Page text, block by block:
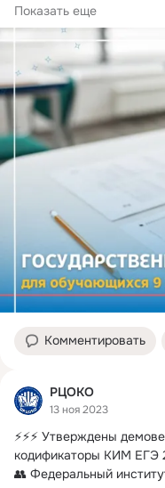
института
Показать еще
Комментировать
РЦОКО
13 ноя 2023
⚡⚡⚡ Утверждены
кодификаторы КИМ ЕГЭ
👥 Федеральный